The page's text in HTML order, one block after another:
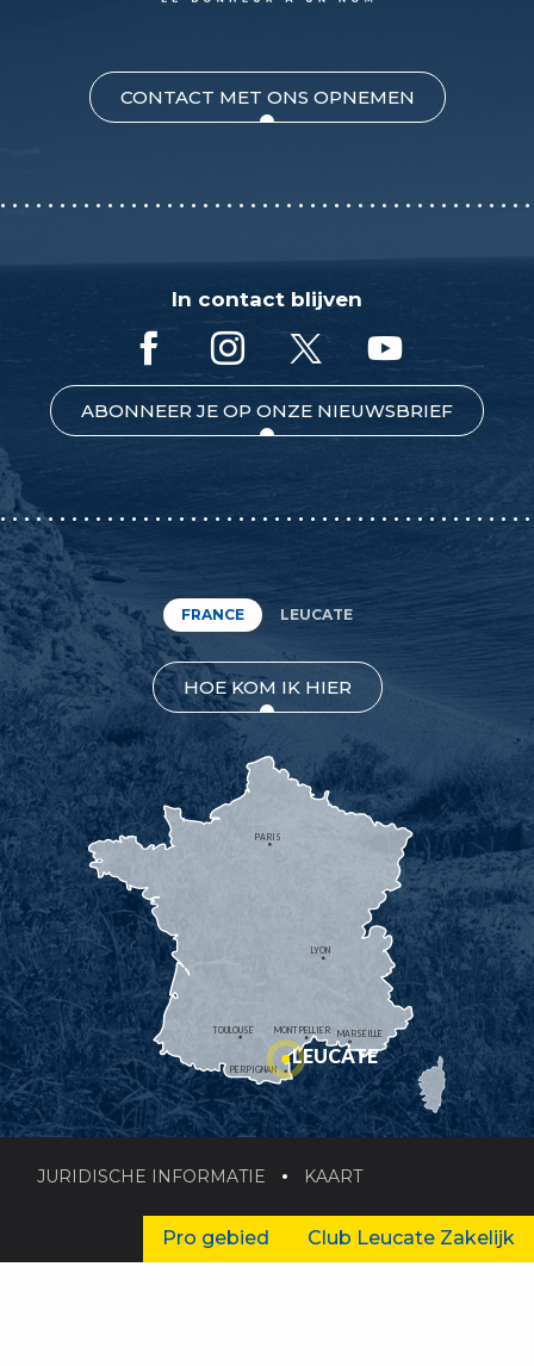
CONTACT MET ONS OPNEMEN
In contact blijven
ABONNEER JE OP ONZE NIEUWSBRIEF
FRANCE LEUCATE
HOE KOM IK HIER
MONTPELLIER
PERPIGNAN
MARSEILLE
TOULOUSE
LYON
PARIS
LEUCATE
JURIDISCHE INFORMATIE KAART
Pro gebied Club Leucate Zakelijk